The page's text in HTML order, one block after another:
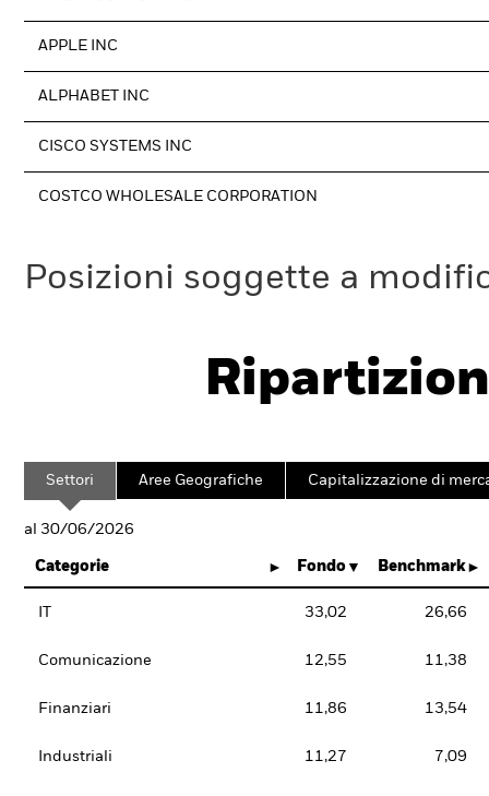
APPLE INC
ALPHABET INC
CISCO SYSTEMS INC
COSTCO WHOLESALE CORPORATION
Posizioni soggette a
Settori Aree Geografiche Capitalizzazione di
al 30/06/2026
Categorie Fondo Benchmark
33,02 26,66
Comunicazione 12,55 11,38
Finanziari 11,86 13,54
Industriali 11,27 7,09